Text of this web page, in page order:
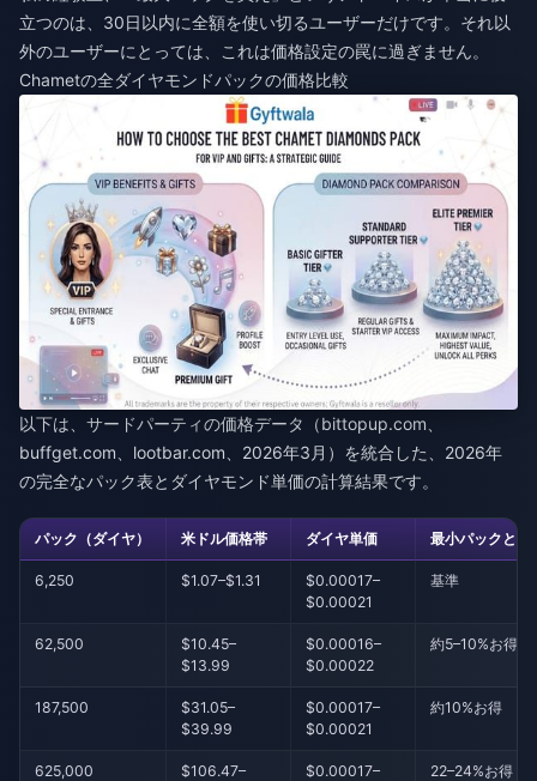
立つのは、30日以内に全額を使い切るユーザーだけです。それ以
外のユーザーにとっては、これは価格設定の罠に過ぎません。
Chametの全ダイヤモンドパックの価格比較
以下は、サードパーティの価格データ（bittopup.com、
buffget.com、lootbar.com、2026年3月）を統合した、2026年
の完全なパック表とダイヤモンド単価の計算結果です。
パック（ダイヤ） 米ドル価格帯 ダイヤ単価 最小パックとの
6,250 $1.07–$1.31
$0.00017–
$0.00021
基準
62,500
$10.45–
$13.99
$0.00016–
$0.00022
約5–10%お得
187,500
$31.05–
$39.99
$0.00017–
$0.00021
約10%お得
625,000
$106.47–
$0.00017–
22–24%お得